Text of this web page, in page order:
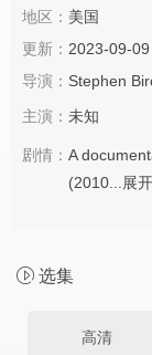
地区： 美国
更新： 2023-09-09
导演： Stephen
主演： 未知
剧情： A
(2010...
展开
选集
高清